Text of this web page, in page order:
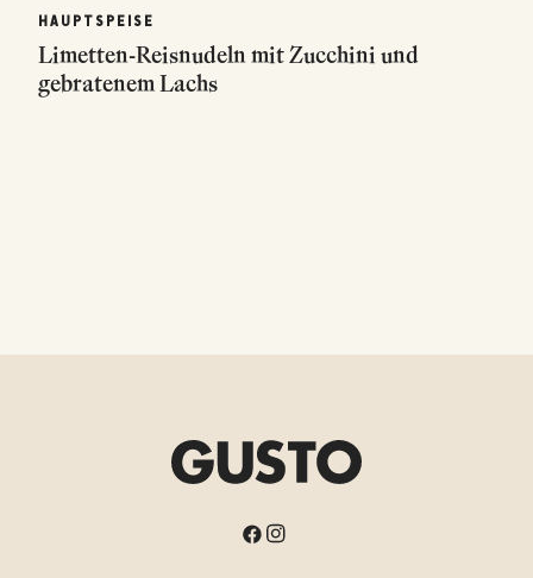
HAUPTSPEISE
Limetten-Reisnudeln mit Zucchini und
gebratenem Lachs